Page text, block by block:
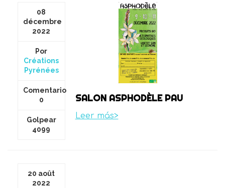
08
décembre
2022
Por
Créations
Pyrénées
Comentario
0
Golpear
4099
SALON ASPHODÈLE PAU
Leer más>
20 août
2022